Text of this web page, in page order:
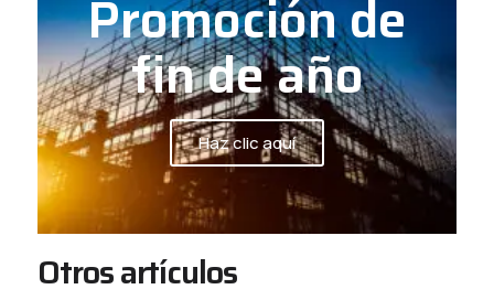
Promoción de
fin de año
Haz clic aquí
Otros artículos